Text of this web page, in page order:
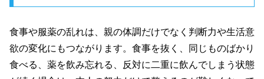
食事や服薬の乱れは、親の体調だけでなく判断力や生活意
欲の変化にもつながります。食事を抜く、同じものばかり
食べる、薬を飲み忘れる、反対に二重に飲んでしまう状態